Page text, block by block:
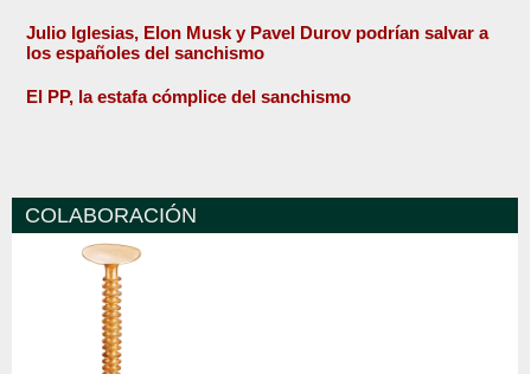
Julio Iglesias, Elon Musk y Pavel Durov podrían salvar a
los españoles del sanchismo
El PP, la estafa cómplice del sanchismo
COLABORACIÓN